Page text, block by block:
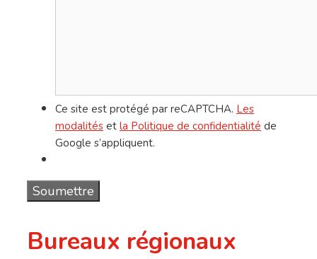
Ce site est protégé par reCAPTCHA. Les
modalités et la Politique de confidentialité de
Google s’appliquent.
Soumettre
Bureaux régionaux